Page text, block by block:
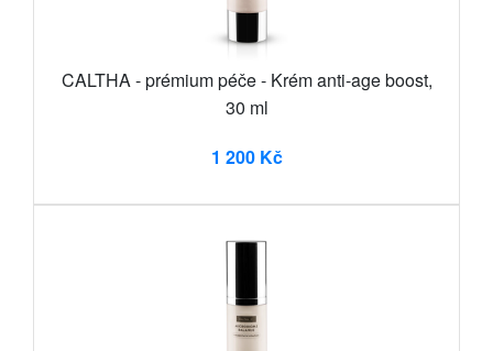
CALTHA - prémium péče - Krém anti-age boost,
30 ml
1 200 Kč